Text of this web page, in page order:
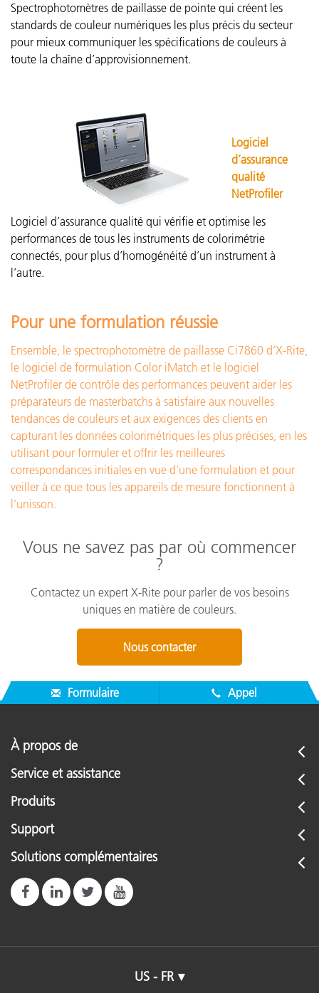
Spectrophotomètres de paillasse de pointe qui créent les
standards de couleur numériques les plus précis du secteur
pour mieux communiquer les spécifications de couleurs à
toute la chaîne d’approvisionnement.
Logiciel
d’assurance
qualité
NetProfiler
Logiciel d’assurance qualité qui vérifie et optimise les
performances de tous les instruments de colorimétrie
connectés, pour plus d’homogénéité d’un instrument à
l’autre.
Pour une formulation réussie
Ensemble, le spectrophotomètre de paillasse Ci7860 d’X-Rite,
le logiciel de formulation Color iMatch et le logiciel
NetProfiler de contrôle des performances peuvent aider les
préparateurs de masterbatchs à satisfaire aux nouvelles
tendances de couleurs et aux exigences des clients en
capturant les données colorimétriques les plus précises, en les
utilisant pour formuler et offrir les meilleures
correspondances initiales en vue d’une formulation et pour
veiller à ce que tous les appareils de mesure fonctionnent à
l’unisson.
Vous ne savez pas par où commencer
?
Contactez un expert X-Rite pour parler de vos besoins
uniques en matière de couleurs.
Nous contacter
Formulaire Appel
À propos de
Service et assistance
Produits
Support
Solutions complémentaires
US - FR